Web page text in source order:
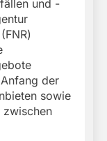
und -
der
sowie
zwischen